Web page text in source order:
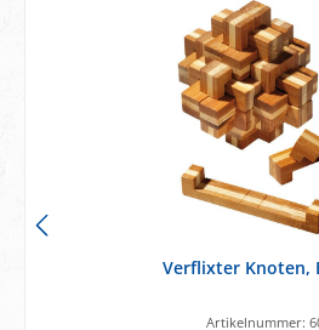
Verflixter Knoten,
Artikelnummer: